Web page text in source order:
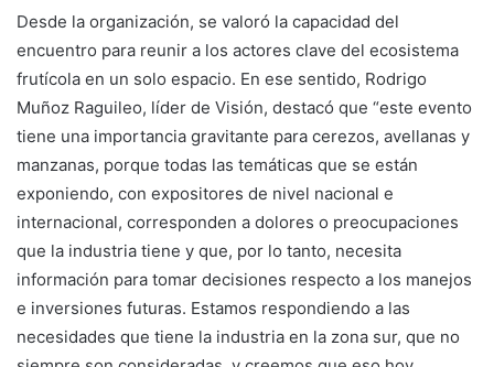
Desde la organización, se valoró la capacidad del
encuentro para reunir a los actores clave del ecosistema
frutícola en un solo espacio. En ese sentido, Rodrigo
Muñoz Raguileo, líder de Visión, destacó que “este evento
tiene una importancia gravitante para cerezos, avellanas y
manzanas, porque todas las temáticas que se están
exponiendo, con expositores de nivel nacional e
internacional, corresponden a dolores o preocupaciones
que la industria tiene y que, por lo tanto, necesita
información para tomar decisiones respecto a los manejos
e inversiones futuras. Estamos respondiendo a las
necesidades que tiene la industria en la zona sur, que no